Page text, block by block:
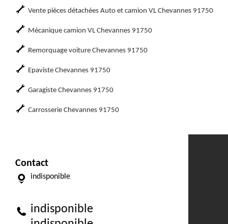
Vente pièces détachées Auto et camion VL Chevannes 91750
Mécanique camion VL Chevannes 91750
Remorquage voiture Chevannes 91750
Epaviste Chevannes 91750
Garagiste Chevannes 91750
Carrosserie Chevannes 91750
Contact
indisponible
indisponible